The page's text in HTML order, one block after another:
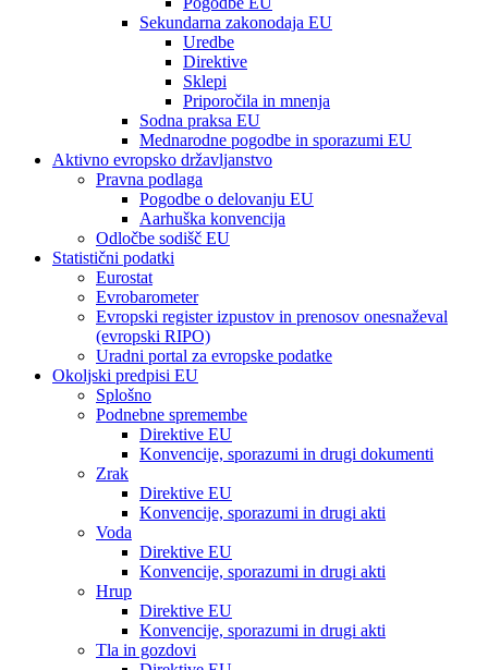
Sekundarna zakonodaja EU
Uredbe
Direktive
Sklepi
Priporočila in mnenja
Sodna praksa EU
Mednarodne pogodbe in sporazumi EU
Aktivno evropsko državljanstvo
Pravna podlaga
Pogodbe o delovanju EU
Aarhuška konvencija
Odločbe sodišč EU
Statistični podatki
Eurostat
Evrobarometer
Evropski register izpustov in prenosov onesnaževal
(evropski RIPO)
Uradni portal za evropske podatke
Okoljski predpisi EU
Splošno
Podnebne spremembe
Direktive EU
Konvencije, sporazumi in drugi dokumenti
Zrak
Direktive EU
Konvencije, sporazumi in drugi akti
Voda
Direktive EU
Konvencije, sporazumi in drugi akti
Hrup
Direktive EU
Konvencije, sporazumi in drugi akti
Tla in gozdovi